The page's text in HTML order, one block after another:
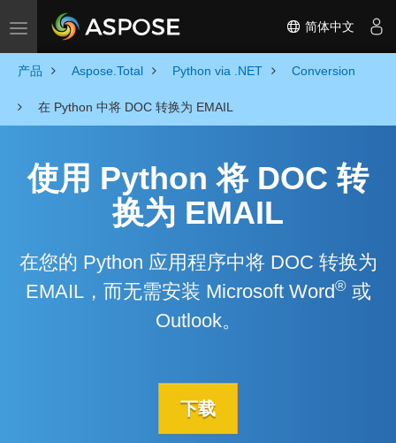
Toggle navigation 简体中文
产品 Aspose.Total Python via .NET Conversion
在 Python 中将 DOC 转换为 EMAIL
使用 Python 将 DOC 转
换为 EMAIL
在您的 Python 应用程序中将 DOC 转换为
EMAIL，而无需安装 Microsoft Word®或
Outlook。
下载